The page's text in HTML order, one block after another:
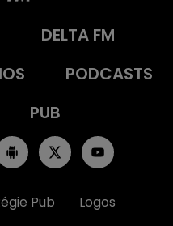
DELTA FM
PODCASTS
PUB
Pub
Logos